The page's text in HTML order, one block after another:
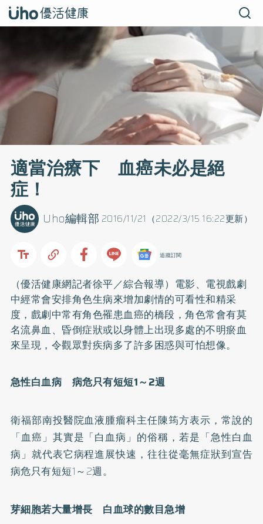
適當治療下 血癌未必是絕
症！
2016/11/21（2022/3/15 16:22更新）
Uho編輯部
追蹤訂閱
（優活健康網記者徐平／綜合報導）電影、電視戲劇
中經常會安排角色生病來增加劇情的可看性和精采
度，戲劇中常有角色罹患血癌的橋段，角色常會有莫
名流鼻血、昏倒症狀或以身體上出現多處的不明瘀血
來呈現，令觀眾對疾病多了許多困惑與可怕想像。
急性白血病 病危只有短短1～2週
衛福部南投醫院血液腫瘤科主任陳筠方表示，常說的
「血癌」其實是「白血病」的俗稱，若是「急性白血
病」就代表它病程進展快速，往往從毫無症狀到宣告
病危只有短短1～2週。
芽細胞若大量增長 白血球的數目急增